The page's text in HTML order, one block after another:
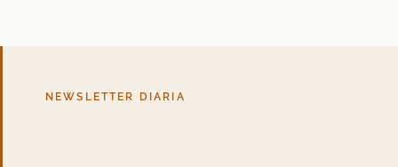
NEWSLETTER DIARIA